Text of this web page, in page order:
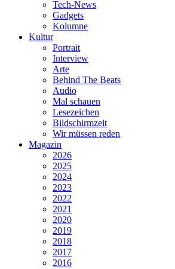
Tech-News
Gadgets
Kolumne
Kultur
Portrait
Interview
Arte
Behind The Beats
Audio
Mal schauen
Lesezeichen
Bildschirmzeit
Wir müssen reden
Magazin
2026
2025
2024
2023
2022
2021
2020
2019
2018
2017
2016